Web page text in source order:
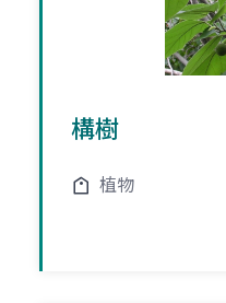
構樹
植物